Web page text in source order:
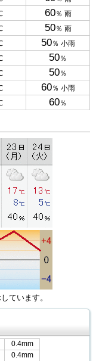
60％ 雨
50％ 雨
50％ 小雨
50％
50％
60％ 小雨
60％
ています。
0.4mm
0.4mm